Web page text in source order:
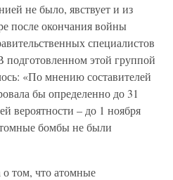
не было, явствует и из
после окончания войны
специалистов
этой группой
«По мнению составителей
бы определенно до 31
вероятности – до 1 ноября
бомбы не были
том, что атомные